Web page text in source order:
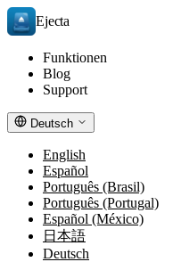
Ejecta
Funktionen
Blog
Support
Deutsch
English
Español
Português (Brasil)
Português (Portugal)
Español (México)
日本語
Deutsch